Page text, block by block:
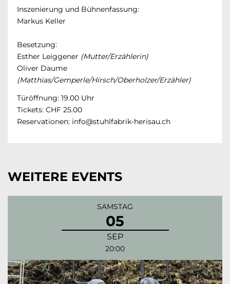
Inszenierung und Bühnenfassung:
Markus Keller
Besetzung:
Esther Leiggener (Mutter/Erzählerin)
Oliver Daume
(Matthias/Gemperle/Hirsch/Oberholzer/Erzähler)
Türöffnung: 19.00 Uhr
Tickets: CHF 25.00
Reservationen: info@stuhlfabrik-herisau.ch
WEITERE EVENTS
SAMSTAG
05
SEP
20:00